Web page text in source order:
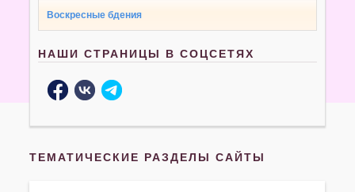
Воскресные бдения
НАШИ СТРАНИЦЫ В СОЦСЕТЯХ
ТЕМАТИЧЕСКИЕ РАЗДЕЛЫ САЙТЫ